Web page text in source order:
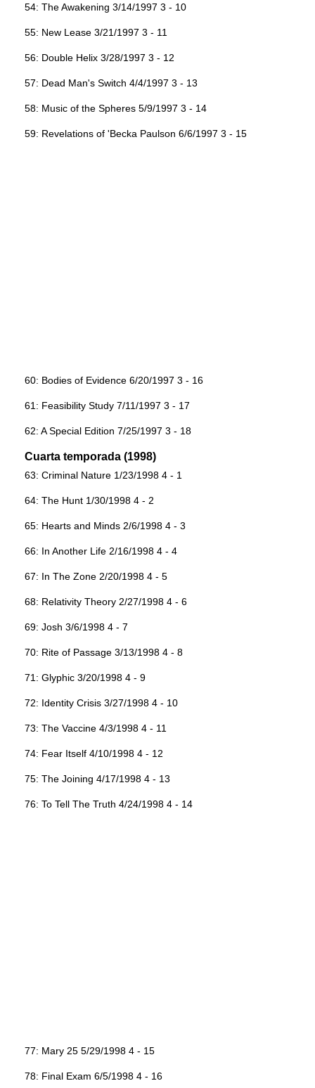
54: The Awakening 3/14/1997 3 - 10
55: New Lease 3/21/1997 3 - 11
56: Double Helix 3/28/1997 3 - 12
57: Dead Man's Switch 4/4/1997 3 - 13
58: Music of the Spheres 5/9/1997 3 - 14
59: Revelations of 'Becka Paulson 6/6/1997 3 - 15
60: Bodies of Evidence 6/20/1997 3 - 16
61: Feasibility Study 7/11/1997 3 - 17
62: A Special Edition 7/25/1997 3 - 18
Cuarta temporada (1998)
63: Criminal Nature 1/23/1998 4 - 1
64: The Hunt 1/30/1998 4 - 2
65: Hearts and Minds 2/6/1998 4 - 3
66: In Another Life 2/16/1998 4 - 4
67: In The Zone 2/20/1998 4 - 5
68: Relativity Theory 2/27/1998 4 - 6
69: Josh 3/6/1998 4 - 7
70: Rite of Passage 3/13/1998 4 - 8
71: Glyphic 3/20/1998 4 - 9
72: Identity Crisis 3/27/1998 4 - 10
73: The Vaccine 4/3/1998 4 - 11
74: Fear Itself 4/10/1998 4 - 12
75: The Joining 4/17/1998 4 - 13
76: To Tell The Truth 4/24/1998 4 - 14
77: Mary 25 5/29/1998 4 - 15
78: Final Exam 6/5/1998 4 - 16